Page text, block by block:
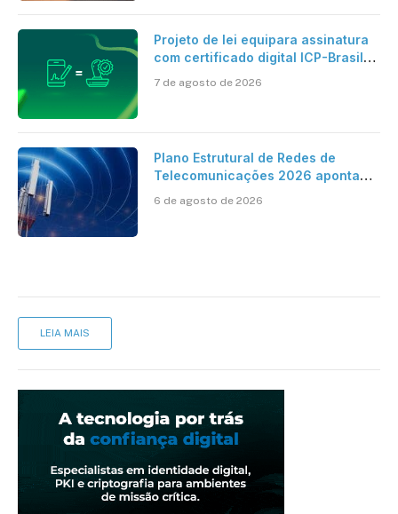
Projeto de lei equipara assinatura
com certificado digital ICP-Brasil
cartório
7 de agosto de 2026
Plano Estrutural de Redes de
Telecomunicações 2026 aponta
mantém desafio
6 de agosto de 2026
LEIA MAIS